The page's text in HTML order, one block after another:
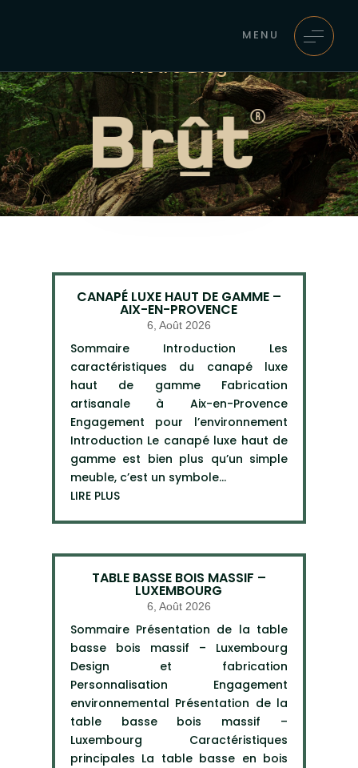
MENU
Notre Blog
CANAPÉ LUXE HAUT DE GAMME –
AIX-EN-PROVENCE
6, Août 2026
Sommaire Introduction Les
caractéristiques du canapé luxe
haut de gamme Fabrication
artisanale à Aix-en-Provence
Engagement pour l’environnement
Introduction Le canapé luxe haut de
gamme est bien plus qu’un simple
meuble, c’est un symbole...
LIRE PLUS
TABLE BASSE BOIS MASSIF –
LUXEMBOURG
6, Août 2026
Sommaire Présentation de la table
basse bois massif – Luxembourg
Design et fabrication
Personnalisation Engagement
environnemental Présentation de la
table basse bois massif –
Luxembourg Caractéristiques
principales La table basse en bois